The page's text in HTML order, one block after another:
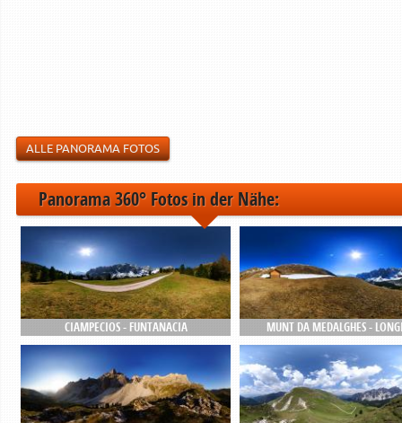
ALLE PANORAMA FOTOS
Panorama 360° Fotos in der Nähe:
CIAMPECIOS - FUNTANACIA MUNT DA MEDALGHES -